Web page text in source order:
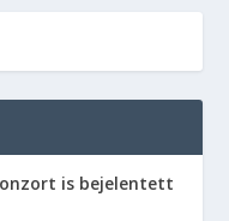
is bejelentett